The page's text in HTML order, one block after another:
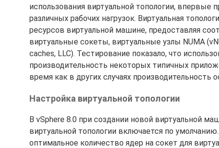
использования виртуальной топологии, впервые
различных рабочих нагрузок. Виртуальная
ресурсов виртуальной машине, предоставляя
виртуальные сокеты, виртуальные узлы NUMA
caches, LLC). Тестирование показало, что
производительность некоторых типичных
время как в других случаях производительность
Настройка виртуальной топологии
В vSphere 8.0 при создании новой виртуальной
виртуальной топологии включается по
оптимальное количество ядер на сокет для